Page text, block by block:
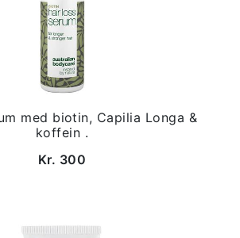
med biotin, Capilia Longa &
koffein .
Kr. 300